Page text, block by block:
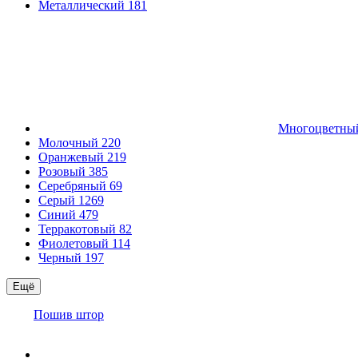
Металлический 181
Молочный 220
Оранжевый 219
Розовый 385
Серебряный 69
Серый 1269
Синий 479
Терракотовый 82
Фиолетовый 114
Черный 197
Ещё
Пошив штор